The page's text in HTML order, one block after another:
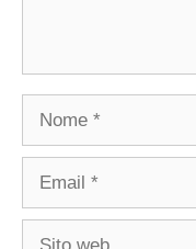
Nome
Email
Sito